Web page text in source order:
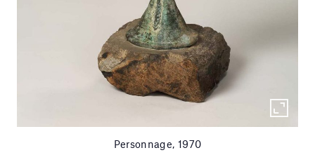
Personnage, 1970